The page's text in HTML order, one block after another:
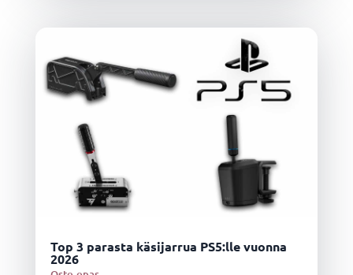
Top 3 parasta käsijarrua PS5:lle vuonna
2026